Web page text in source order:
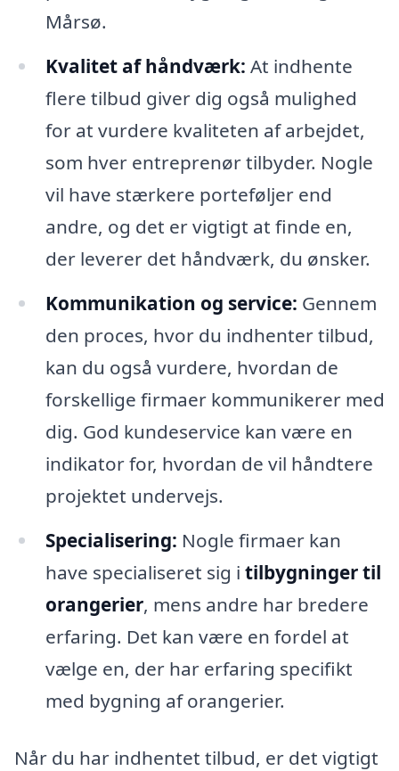
Mårsø.
Kvalitet af håndværk: At indhente
flere tilbud giver dig også mulighed
for at vurdere kvaliteten af arbejdet,
som hver entreprenør tilbyder. Nogle
vil have stærkere porteføljer end
andre, og det er vigtigt at finde en,
der leverer det håndværk, du ønsker.
Kommunikation og service: Gennem
den proces, hvor du indhenter tilbud,
kan du også vurdere, hvordan de
forskellige firmaer kommunikerer med
dig. God kundeservice kan være en
indikator for, hvordan de vil håndtere
projektet undervejs.
Specialisering: Nogle firmaer kan
have specialiseret sig i tilbygninger til
orangerier, mens andre har bredere
erfaring. Det kan være en fordel at
vælge en, der har erfaring specifikt
med bygning af orangerier.
Når du har indhentet tilbud, er det vigtigt